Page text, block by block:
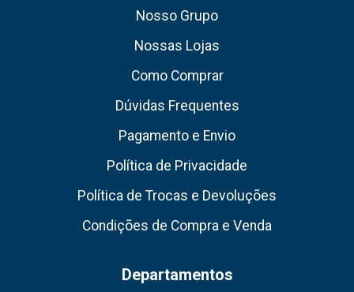
Nosso Grupo
Nossas Lojas
Como Comprar
Dúvidas Frequentes
Pagamento e Envio
Política de Privacidade
Política de Trocas e Devoluções
Condições de Compra e Venda
Departamentos